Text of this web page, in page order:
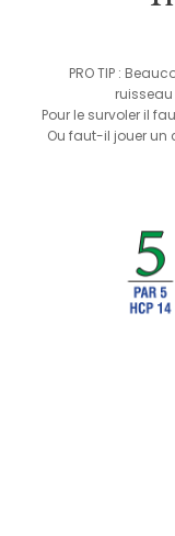
PRO TIP :
Pour le survoler il
Ou faut-il jouer un